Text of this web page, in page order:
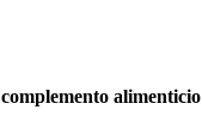
complemento alimenticio